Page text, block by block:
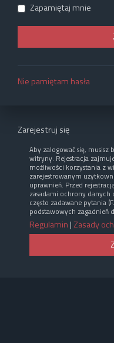
Zapamiętaj mnie
Nie pamiętam hasła
Zarejestruj się
Aby zalogować się,
witryny. Rejestracja
możliwości korzystania z
zarejestrowanym
uprawnień. Przed
zasadami ochrony
często zadawane pytania
podstawowych zagadnień
Regulamin | Zasady